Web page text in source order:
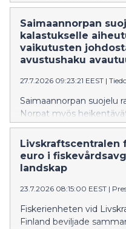
Säännöstellyillä järvillä
tavanomaisella tasolla
pinnat ovat edelleen
ajankohtaan nähden.
kuitenkin viimeaikaisten
Saimaannorpan
kalastukselle
vaikutusten
avustushaku
27.7.2026 09:23:21 EEST |
Saimaannorpan suojelu
Norpat myös
taloudellisten
kalastajille on suunnattu
Avustus on haettavissa
Livskraftscentralen
euro i
landskap
23.7.2026 08:15:00 EEST |
Fiskerienheten vid
Finland beviljade